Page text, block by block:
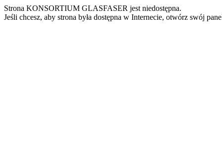
Strona KONSORTIUM GLASFASER jest niedostępna.
Jeśli chcesz, aby strona była dostępna w Internecie, otwórz swój